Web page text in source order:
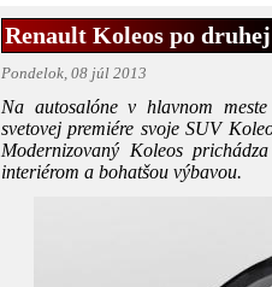
Renault Koleos po
Pondelok, 08 júl 2013
Na autosalóne v hlavnom
svetovej premiére svoje SUV
Modernizovaný Koleos
interiérom a bohatšou výbavou.